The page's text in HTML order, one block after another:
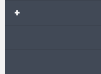
+